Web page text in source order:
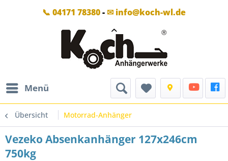
📞 04171 78380- ✉ info@koch-wl.de
Menü
Übersicht Motorrad-Anhänger
Vezeko Absenkanhänger 127x246cm
750kg